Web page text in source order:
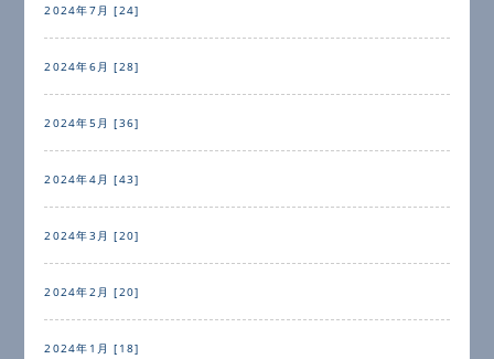
2024年7月 [24]
2024年6月 [28]
2024年5月 [36]
2024年4月 [43]
2024年3月 [20]
2024年2月 [20]
2024年1月 [18]